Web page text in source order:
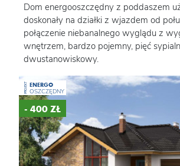
Dom energooszczędny z poddaszem
doskonały na działki z wjazdem od
połączenie niebanalnego wyglądu z
wnętrzem, bardzo pojemny, pięć
dwustanowiskowy.
PROJEKT ENERGO
OSZCZĘDNY
- 400 ZŁ